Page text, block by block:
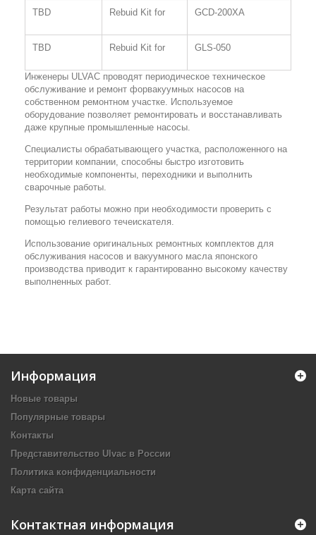
TBD Rebuid Kit for GCD-200XA
TBD Rebuid Kit for GLS-050
Инженеры ULVAC проводят периодическое техническое
обслуживание и ремонт форвакуумных насосов на
собственном ремонтном участке. Используемое
оборудование позволяет ремонтировать и восстанавливать
даже крупные промышленные насосы.
Специалисты обрабатывающего участка, расположенного на
территории компании, способны быстро изготовить
необходимые компоненты, переходники и выполнить
сварочные работы.
Результат работы можно при необходимости проверить с
помощью гелиевого течеискателя.
Использование оригинальных ремонтных комплектов для
обслуживания насосов и вакуумного масла японского
производства приводит к гарантированно высокому качеству
выполненных работ.
Информация
Новые товары
Популярные товары
Контакты
Представительство Ulvac в России
Политика конфиденциальности
Карта сайта
Контактная информация